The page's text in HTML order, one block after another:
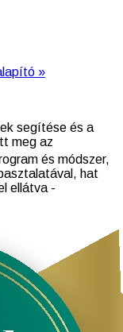
»
segítése és a
meg az
és módszer,
hat
ellátva -